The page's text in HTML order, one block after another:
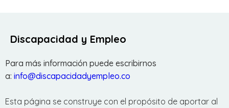
Discapacidad y Empleo
Para más información puede escribirnos
a: info@discapacidadyempleo.co
Esta página se construye con el propósito de aportar al